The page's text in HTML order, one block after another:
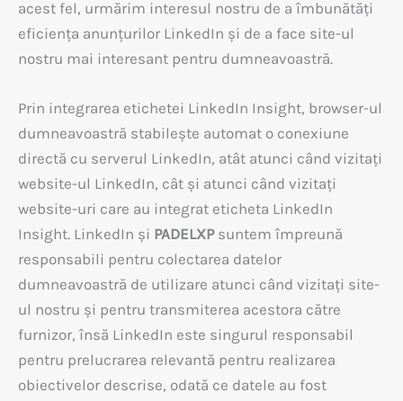
acest fel, urmărim interesul nostru de a îmbunătăți
eficiența anunțurilor LinkedIn și de a face site-ul
nostru mai interesant pentru dumneavoastră.
Prin integrarea etichetei LinkedIn Insight, browser-ul
dumneavoastră stabilește automat o conexiune
directă cu serverul LinkedIn, atât atunci când vizitați
website-ul LinkedIn, cât și atunci când vizitați
website-uri care au integrat eticheta LinkedIn
Insight. LinkedIn și PADELXP suntem împreună
responsabili pentru colectarea datelor
dumneavoastră de utilizare atunci când vizitați site-
ul nostru și pentru transmiterea acestora către
furnizor, însă LinkedIn este singurul responsabil
pentru prelucrarea relevantă pentru realizarea
obiectivelor descrise, odată ce datele au fost